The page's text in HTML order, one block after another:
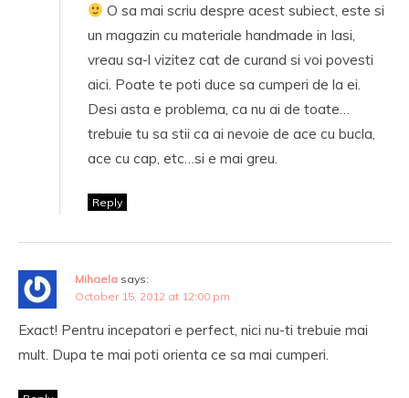
O sa mai scriu despre acest subiect, este si
un magazin cu materiale handmade in Iasi,
vreau sa-l vizitez cat de curand si voi povesti
aici. Poate te poti duce sa cumperi de la ei.
Desi asta e problema, ca nu ai de toate…
trebuie tu sa stii ca ai nevoie de ace cu bucla,
ace cu cap, etc…si e mai greu.
Reply
Mihaela says:
October 15, 2012 at 12:00 pm
Exact! Pentru incepatori e perfect, nici nu-ti trebuie mai
mult. Dupa te mai poti orienta ce sa mai cumperi.